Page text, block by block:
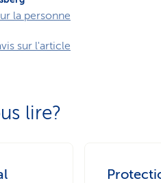
la personne
sur l'article
lire?